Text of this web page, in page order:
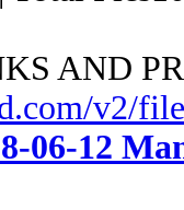
AND
v2/
06-12